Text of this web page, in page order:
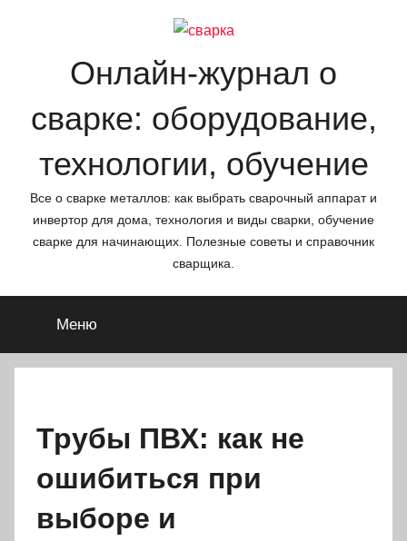
содержимомуОнлайн-журнал о
сварке: оборудование,
технологии, обучение
Все о сварке металлов: как выбрать сварочный аппарат и
инвертор для дома, технология и виды сварки, обучение
сварке для начинающих. Полезные советы и справочник
сварщика.
Меню
Трубы ПВХ: как не
ошибиться при
выборе и